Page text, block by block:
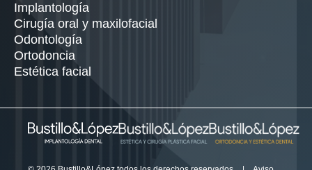
Implantología
Cirugía oral y maxilofacial
Odontología
Ortodoncia
Estética facial